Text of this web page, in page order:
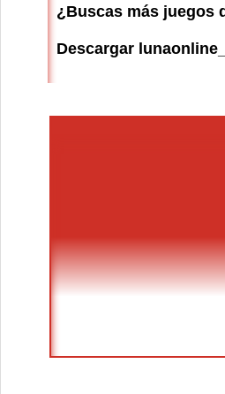
¿Buscas más juegos
Descargar